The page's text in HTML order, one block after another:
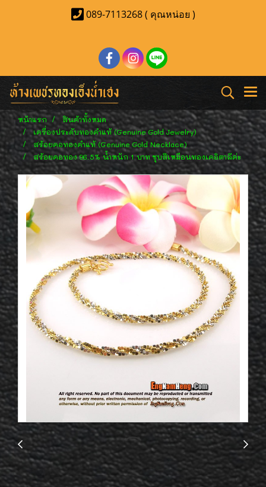
089-7113268 ( คุณหน่อย )
หน้าแรก
สินค้าทั้งหมด
เครื่องประดับทองคำแท้ (Genuine Gold Jewelry)
สร้อยคอทองคำแท้ (Genuine Gold Necklace)
สร้อยคอทอง 96.5% น้ำหนัก 1 บาท ชุบสีเหมือนทองเคอิตาลีค่ะ